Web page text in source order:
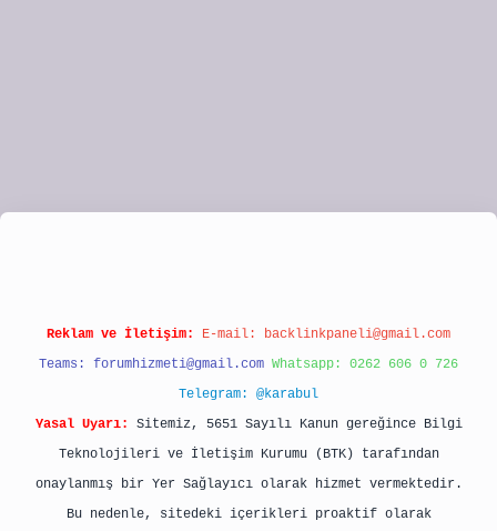
Reklam ve İletişim: E-mail: backlinkpaneli@gmail.com
Teams: forumhizmeti@gmail.com Whatsapp: 0262 606 0 726
Telegram: @karabul
Yasal Uyarı:
Sitemiz, 5651 Sayılı Kanun gereğince Bilgi
Teknolojileri ve İletişim Kurumu (BTK) tarafından
onaylanmış bir Yer Sağlayıcı olarak hizmet vermektedir.
Bu nedenle, sitedeki içerikleri proaktif olarak